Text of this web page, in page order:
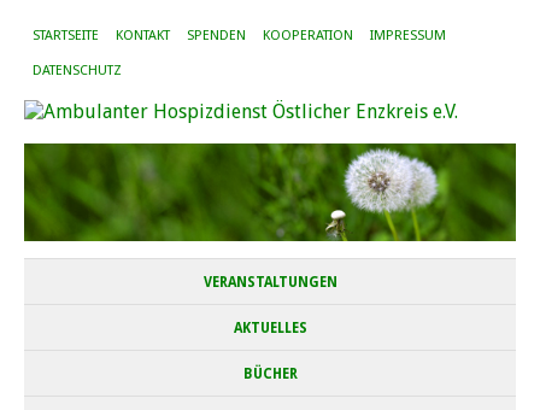
STARTSEITE KONTAKT SPENDEN KOOPERATION IMPRESSUM
DATENSCHUTZ
VERANSTALTUNGEN
AKTUELLES
BÜCHER